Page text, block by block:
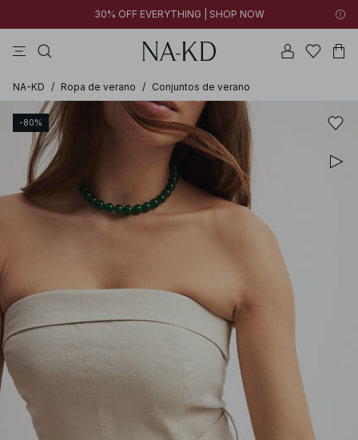
30% OFF EVERYTHING | SHOP NOW
NA-KD / Ropa de verano / Conjuntos de verano
-80%